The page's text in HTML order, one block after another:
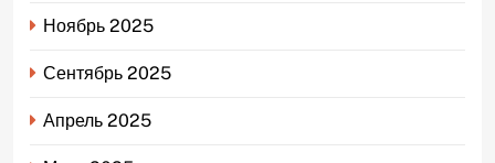
Ноябрь 2025
Сентябрь 2025
Апрель 2025